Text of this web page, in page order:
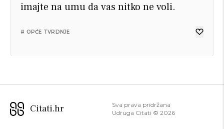
imajte na umu da vas nitko ne voli.
# OPĆE TVRDNJE
Citati.hr
Sva prava pridržana
Udruga Citati © 2026